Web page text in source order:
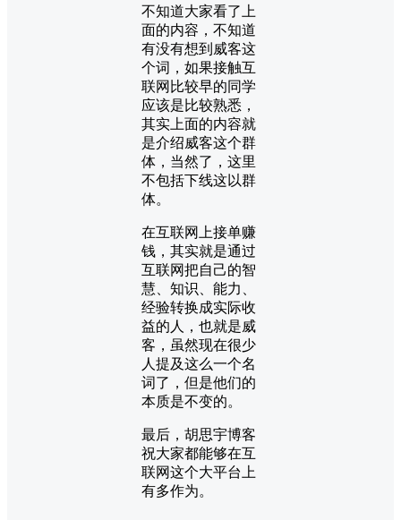
不知道大家看了上
面的内容，不知道
有没有想到威客这
个词，如果接触互
联网比较早的同学
应该是比较熟悉，
其实上面的内容就
是介绍威客这个群
体，当然了，这里
不包括下线这以群
体。
在互联网上接单赚
钱，其实就是通过
互联网把自己的智
慧、知识、能力、
经验转换成实际收
益的人，也就是威
客，虽然现在很少
人提及这么一个名
词了，但是他们的
本质是不变的。
最后，胡思宇博客
祝大家都能够在互
联网这个大平台上
有多作为。